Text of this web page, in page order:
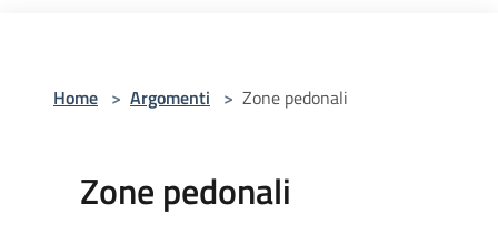
Home > Argomenti > Zone pedonali
Zone pedonali